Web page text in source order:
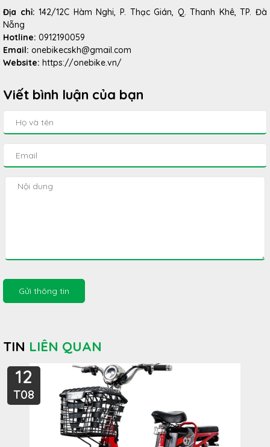
Địa chỉ:142/12C Hàm Nghi, P. Thạc Gián, Q. Thanh Khê, TP. Đà
Nẵng
Hotline: 0912190059
Email: onebikecskh@gmail.com
Website: https://onebike.vn/
Viết bình luận của bạn
Gửi thông tin
TIN LIÊN QUAN
12
T08